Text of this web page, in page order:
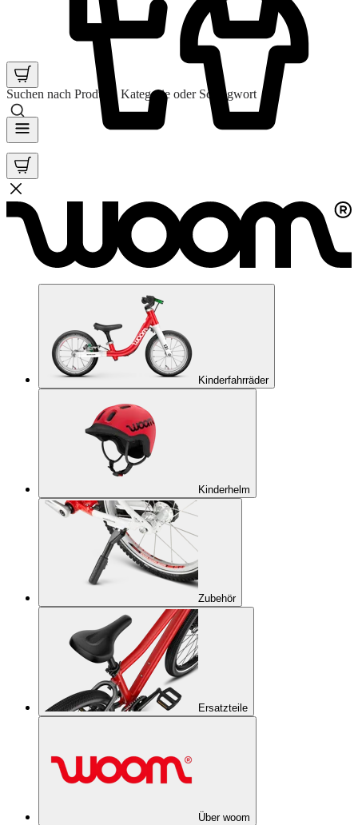
Suchen nach Produkt, Kategorie oder Schlagwort
Kinderfahrräder
Kinderhelm
Zubehör
Ersatzteile
Über woom